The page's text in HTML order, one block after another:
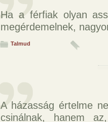
Ha a férfiak olyan
megérdemelnek,
Talmud
A házasság értelme
csinálnak, hanem